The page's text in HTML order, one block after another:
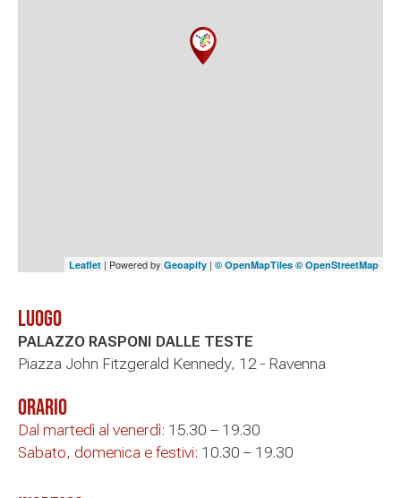
Leaflet | Powered by Geoapify | © OpenMapTiles © OpenStreetMap
Luogo
PALAZZO RASPONI DALLE TESTE
Piazza John Fitzgerald Kennedy, 12 - Ravenna
Orario
Dal martedì al venerdì: 15.30 – 19.30
Sabato, domenica e festivi: 10.30 – 19.30